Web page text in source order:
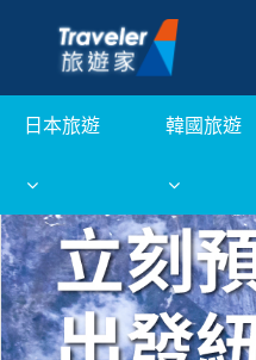
日本旅遊 韓國旅遊